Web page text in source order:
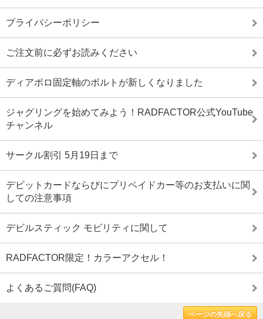
プライバシーポリシー
ご注文前に必ずお読みください
ディアボロ固定軸のボルトが新しくなりました
ジャグリングを始めてみよう！RADFACTOR公式YouTube
チャンネル
サークル割引 5月19日まで
デビットカードならびにプリペイドカー等のお支払いに関
しての注意事項
デビルスティック モビリティに関して
RADFACTOR限定！カラーアクセル！
よくあるご質問(FAQ)
ページの先頭へ戻る